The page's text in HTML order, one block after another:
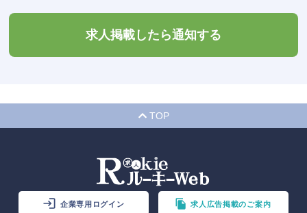
求人掲載したら通知する
TOP
企業専用ログイン 求人広告掲載のご案内